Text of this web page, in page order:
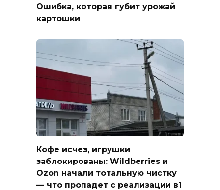
Ошибка, которая губит урожай
картошки
Кофе исчез, игрушки
заблокированы: Wildberries и
Ozon начали тотальную чистку
— что пропадет с реализации в1